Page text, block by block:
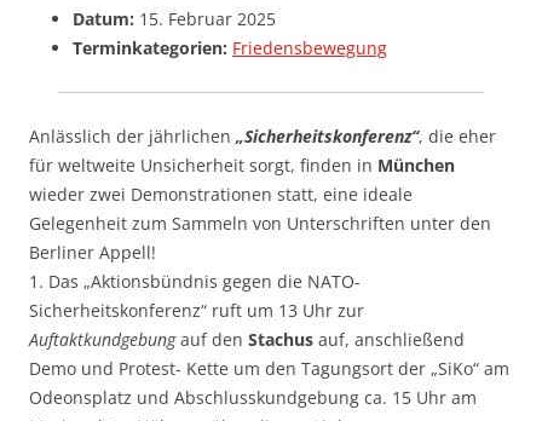
Datum: 15. Februar 2025
Terminkategorien: Friedensbewegung
Anlässlich der jährlichen „Sicherheitskonferenz“, die eher
für weltweite Unsicherheit sorgt, finden in München
wieder zwei Demonstrationen statt, eine ideale
Gelegenheit zum Sammeln von Unterschriften unter den
Berliner Appell!
1. Das „Aktionsbündnis gegen die NATO-
Sicherheitskonferenz“ ruft um 13 Uhr zur
Auftaktkundgebungauf den Stachus auf, anschließend
Demo und Protest- Kette um den Tagungsort der „SiKo“ am
Odeonsplatz und Abschlusskundgebung ca. 15 Uhr am